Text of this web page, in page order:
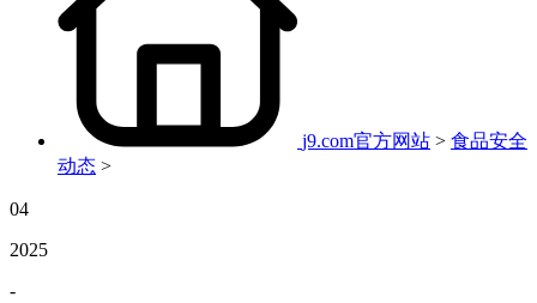
j9.com官方网站 > 食品安全
动态 >
04
2025
-